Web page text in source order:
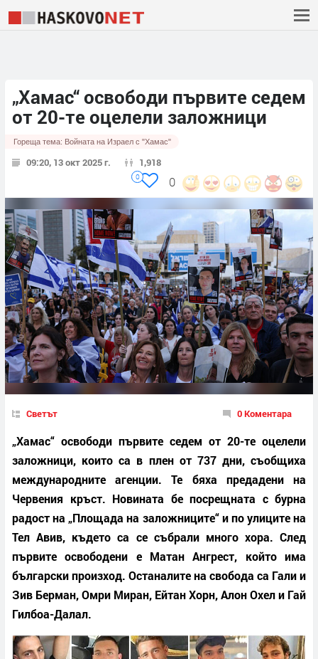
„Хамас“ освободи първите седем
от 20-те оцелели заложници
Гореща тема: Войната на Израел с "Хамас"
09:20, 13 окт 2025 г. 1,918
0
0
Светът 0 Коментара
„Хамас“ освободи първите седем от 20-те оцелели
заложници, които са в плен от 737 дни, съобщиха
международните агенции. Те бяха предадени на
Червения кръст. Новината бе посрещната с бурна
радост на „Площада на заложниците“ и по улиците на
Тел Авив, където са се събрали много хора. След
първите освободени е Матан Ангрест, който има
български произход. Останалите на свобода са Гали и
Зив Берман, Омри Миран, Ейтан Хорн, Алон Охел и Гай
Гилбоа-Далал.